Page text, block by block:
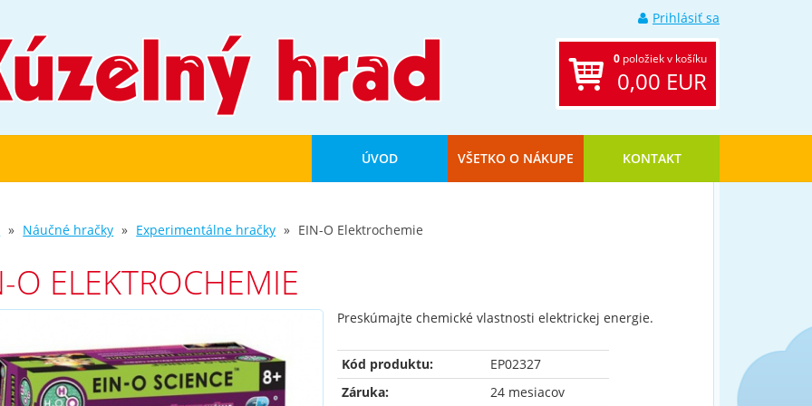
Prihlásiť sa
0 položiek v košíku
0,00 EUR
ÚVOD VŠETKO O NÁKUPE KONTAKT
Náučné hračky Experimentálne hračky EIN-O Elektrochemie
O ELEKTROCHEMIE
Preskúmajte chemické vlastnosti elektrickej energie.
Kód produktu:
EP02327
Záruka:
24 mesiacov